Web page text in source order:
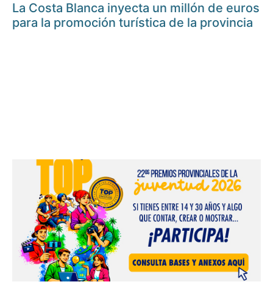
La Costa Blanca inyecta un millón de euros
para la promoción turística de la provincia